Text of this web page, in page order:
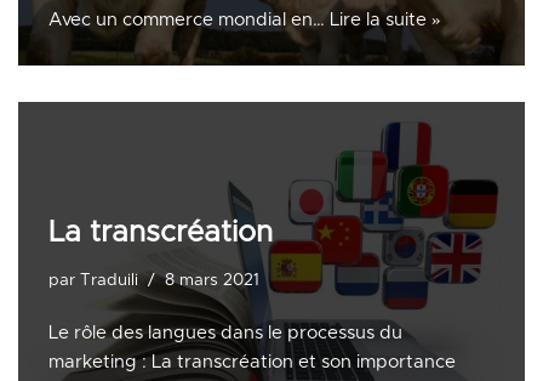
Avec un commerce mondial en… Lire la suite »
La transcréation
par Traduili 8 mars 2021
Le rôle des langues dans le processus du
marketing : La transcréation et son importance